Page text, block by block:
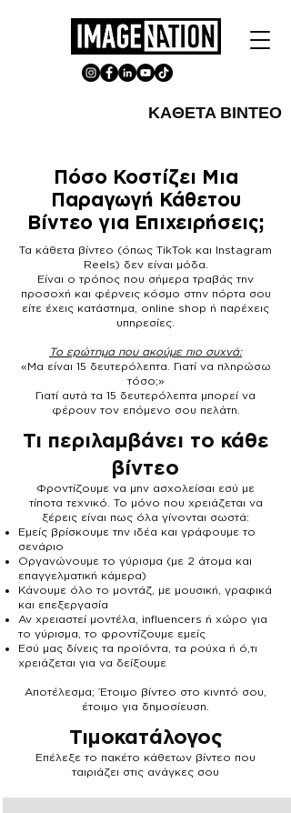
ΚΑΘΕΤΑ ΒΙΝΤΕΟ
Πόσο Κοστίζει Μια
Παραγωγή Κάθετου
Βίντεο για Επιχειρήσεις;
Τα κάθετα βίντεο (όπως TikTok και Instagram
Reels) δεν είναι μόδα.
Είναι ο τρόπος που σήμερα τραβάς την
προσοχή και φέρνεις κόσμο στην πόρτα σου
είτε έχεις κατάστημα, online shop ή παρέχεις
υπηρεσίες.
Το ερώτημα που ακούμε πιο συχνά:
«Μα είναι 15 δευτερόλεπτα. Γιατί να πληρώσω
τόσο;»
Γιατί αυτά τα 15 δευτερόλεπτα μπορεί να
φέρουν τον επόμενο σου πελάτη.
Τι περιλαμβάνει το κάθε
βίντεο
Φροντίζουμε να μην ασχολείσαι εσύ με
τίποτα τεχνικό. Το μόνο που χρειάζεται να
ξέρεις είναι πως όλα γίνονται σωστά:
Εμείς βρίσκουμε την ιδέα και γράφουμε το
σενάριο
Οργανώνουμε το γύρισμα (με 2 άτομα και
επαγγελματική κάμερα)
Κάνουμε όλο το μοντάζ, με μουσική, γραφικά
και επεξεργασία
Αν χρειαστεί μοντέλα, influencers ή χώρο για
το γύρισμα, το φροντίζουμε εμείς
Εσύ μας δίνεις τα προϊόντα, τα ρούχα ή ό,τι
χρειάζεται για να δείξουμε
Αποτέλεσμα; Έτοιμο βίντεο στο κινητό σου,
έτοιμο για δημοσίευση.
Τιμοκατάλογος
Επέλεξε το πακέτο κάθετων βίντεο που
ταιριάζει στις ανάγκες σου